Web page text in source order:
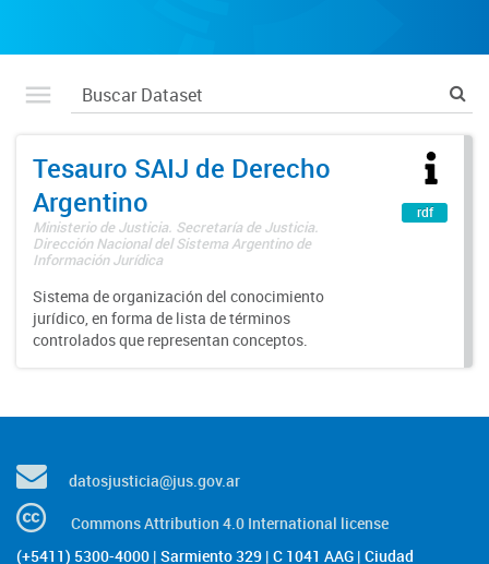
Tesauro SAIJ de Derecho
Argentino
Ministerio de Justicia. Secretaría de Justicia.
Dirección Nacional del Sistema Argentino de
Información Jurídica
Sistema de organización del conocimiento
jurídico, en forma de lista de términos
controlados que representan conceptos.
rdf
datosjusticia@jus.gov.ar
Commons Attribution 4.0 International license
(+5411) 5300-4000 | Sarmiento 329 | C 1041 AAG | Ciudad